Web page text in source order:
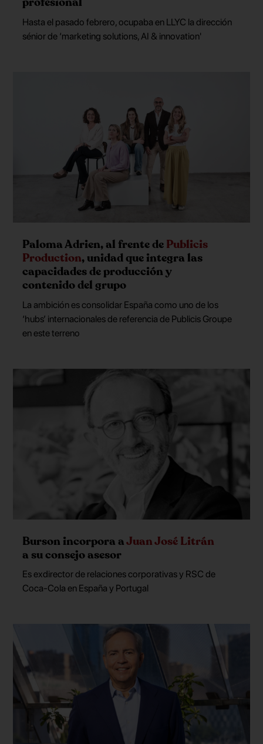
Hasta el pasado febrero, ocupaba en LLYC la dirección
sénior de ‘marketing solutions, AI & innovation'
Paloma Adrien, al frente dePublicis
Production, unidad que integra las
capacidades de producción y
contenido del grupo
La ambición es consolidar España como uno de los
‘hubs’ internacionales de referencia de Publicis Groupe
en este terreno
Burson incorpora aJuan José Litrán
a su consejo asesor
Es exdirector de relaciones corporativas y RSC de
Coca-Cola en España y Portugal